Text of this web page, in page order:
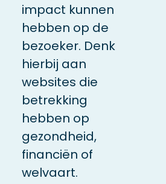
impact kunnen
hebben op de
bezoeker. Denk
hierbij aan
websites die
betrekking
hebben op
gezondheid,
financiën of
welvaart.